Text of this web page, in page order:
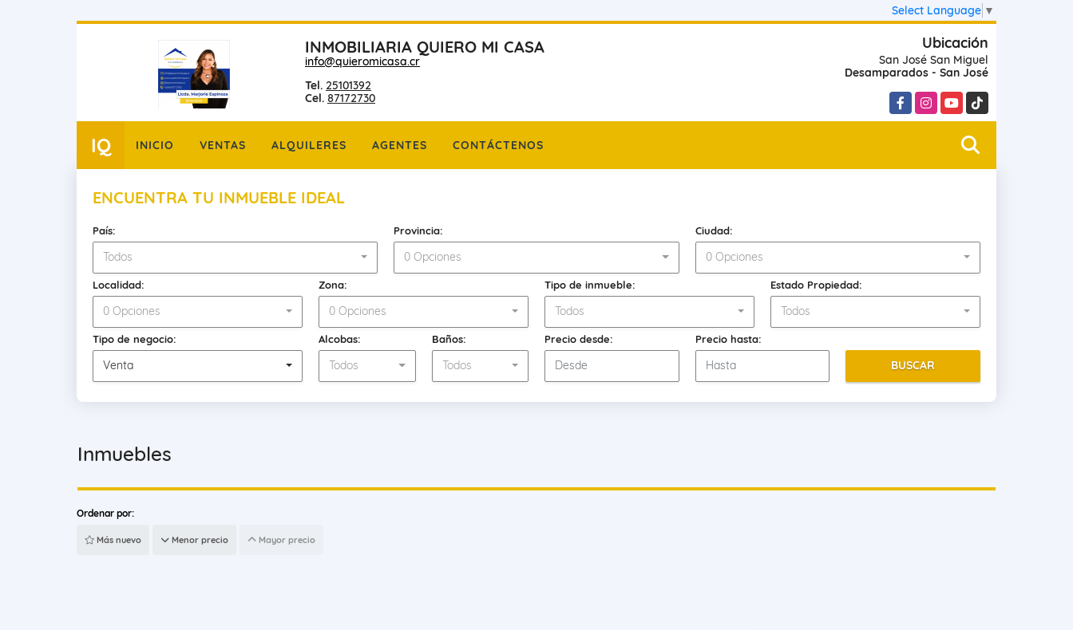
Select Language ▼
INMOBILIARIA QUIERO MI CASA
info@quieromicasa.cr
Tel. 25101392
Cel. 87172730
Ubicación
San José San Miguel
Desamparados - San José
FacebookInstagramYouTubeTikTok
IQ INICIO VENTAS ALQUILERES AGENTES CONTÁCTENOS
ENCUENTRA TU INMUEBLE IDEAL
País:
Todos
Provincia:
0 Opciones
Ciudad:
0 Opciones
Localidad:
0 Opciones
Zona:
0 Opciones
Tipo de inmueble:
Todos
Estado Propiedad:
Todos
Tipo de negocio:
Venta
Alcobas:
Todos
Baños:
Todos
Precio desde: Precio hasta:
BUSCAR
Inmuebles
Ordenar por:
Más nuevo Menor precio Mayor precio